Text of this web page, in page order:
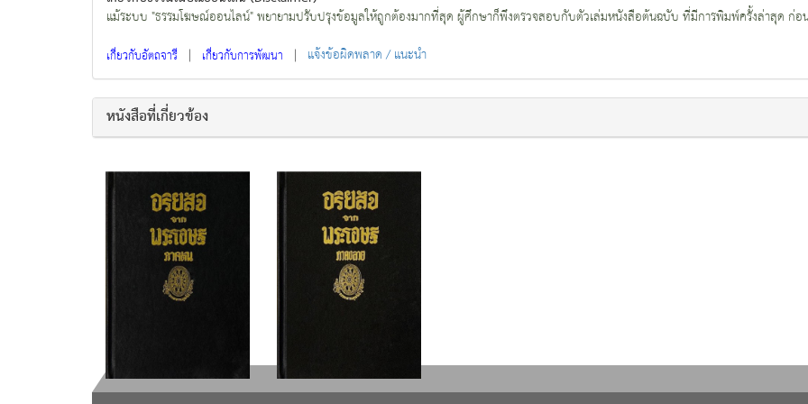
แม้ระบบ "ธรรมโฆษณ์ออนไลน์" พยายามปรับปรุงข้อมูลให้ถูกต้องมากที่สุด ผู้ศึกษาก็พึงตรวจสอบกับตัวเล่มหนังสือต้นฉบับ ที่มีการพิมพ์ครั้งล่าสุด ก่อน
เกี่ยวกับอัตถจารี | เกี่ยวกับการพัฒนา | แจ้งข้อผิดพลาด / แนะนำ
หนังสือที่เกี่ยวข้อง